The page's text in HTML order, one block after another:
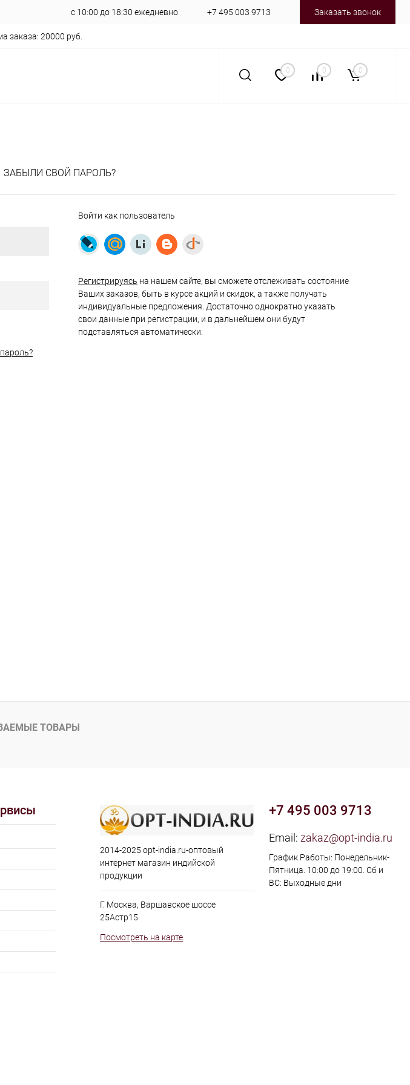
с 10:00 до 18:30 ежедневно +7 495 003 9713 Заказать звонок
заказа: 20000 руб.
0 0 0
ЗАБЫЛИ СВОЙ ПАРОЛЬ?
Войти как пользователь
Регистрируясь на нашем сайте, вы сможете отслеживать состояние
Ваших заказов, быть в курсе акций и скидок, а также получать
индивидуальные предложения. Достаточно однократно указать
свои данные при регистрации, и в дальнейшем они будут
подставляться автоматически.
ТОВАРЫ
2014-2025 opt-india.ru-оптовый
интернет магазин индийской
продукции
Г. Москва, Варшавское шоссе
25Астр15
Посмотреть на карте
+7 495 003 9713
Email: zakaz@opt-india.ru
График Работы: Понедельник-
Пятница. 10:00 до 19:00. Сб и
ВС: Выходные дни